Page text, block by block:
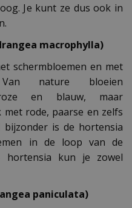
Je kunt ze dus ook in
macrophylla)
schermbloemen en met
nature bloeien
en blauw, maar
rode, paarse en zelfs
bijzonder is de hortensia
in de loop van de
hortensia kun je zowel
paniculata)